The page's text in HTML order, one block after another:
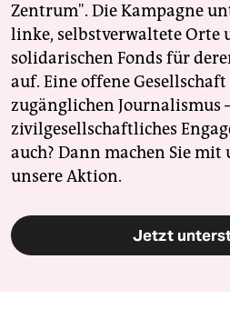
Zentrum". Die Kampagne
linke, selbstverwaltete Orte
solidarischen Fonds für
auf. Eine offene
zugänglichen Journalismus
zivilgesellschaftliches
auch? Dann machen Sie
unsere Aktion.
Jetzt